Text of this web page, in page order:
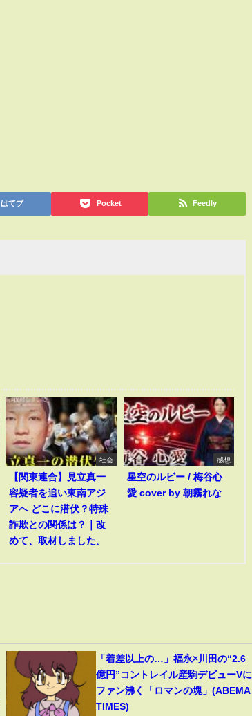
はてブ Pocket Feedly
社会
【関東連合】見立真一
容疑者を追い東南アジ
アへ どこに潜伏？特殊
詐欺との関係は？｜改
めて、取材しました。
感想
星空のルビー / 梅谷心
愛 cover by 朝霧れな
「着差以上の…」福永×川田の“2.6
億円”コントレイル産駒デビューVに
ファン沸く「ロマンの塊」(ABEMA
TIMES)